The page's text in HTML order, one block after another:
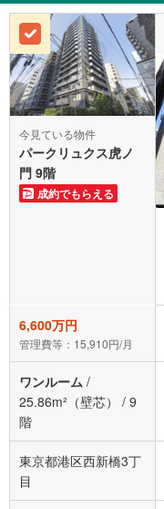
今見ている物件
パークリュクス虎ノ
門 9階
成約でもらえる
6,600万円
管理費等：15,910円/月
ワンルーム /
25.86m²（壁芯）
/ 9
階
東京都港区西新橋3丁
目